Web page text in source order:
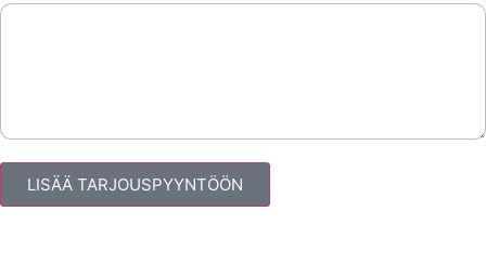
LISÄÄ TARJOUSPYYNTÖÖN